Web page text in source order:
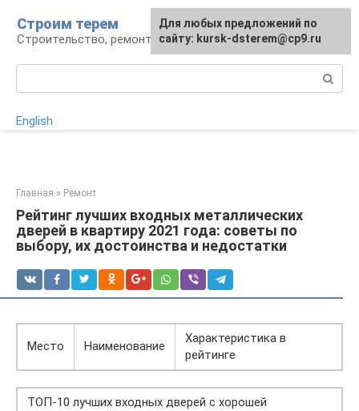
контенту
Строим терем
Строительство, ремонт, ландшафт
English
Главная » Ремонт
Рейтинг лучших входных металлических
дверей в квартиру 2021 года: советы по
выбору, их достоинства и недостатки
Место Наименование
Характеристика в
рейтинге
ТОП-10 лучших входных дверей с хорошей
Для любых предложений по
сайту: kursk-dsterem@cp9.ru